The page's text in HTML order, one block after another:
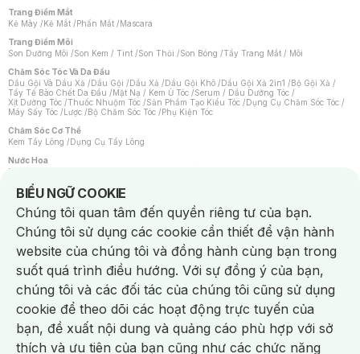
Trang Điểm Mắt
Kẻ Mày /Kẻ Mắt /Phấn Mắt /Mascara
Trang Điểm Môi
Son Dưỡng Môi /Son Kem / Tint /Son Thỏi /Son Bóng /Tẩy Trang Mắt / Môi
Chăm Sóc Tóc Và Da Đầu
Dầu Gội Và Dầu Xả /Dầu Gội /Dầu Xả /Dầu Gội Khô /Dầu Gội Xả 2in1 /Bộ Gội Xả /
Tẩy Tế Bào Chết Da Đầu /Mặt Nạ / Kem Ủ Tóc /Serum / Dầu Dưỡng Tóc /
Xịt Dưỡng Tóc /Thuốc Nhuộm Tóc /Sản Phẩm Tạo Kiểu Tóc /Dụng Cụ Chăm Sóc Tóc /
Máy Sấy Tóc /Lược /Bộ Chăm Sóc Tóc /Phụ Kiện Tóc
Chăm Sóc Cơ Thể
Kem Tẩy Lông /Dụng Cụ Tẩy Lông
Nước Hoa
Nước Hoa Nữ
Chăm Sóc Cá Nhân
Chống Muỗi /Khẩu Trang /Máy Massage/Mặt Nạ Xông Hơi /Nước Rửa Tay/
Sản Phẩm Chăm Sóc Khác /Bàn Chải Đánh Răng /Bàn Chải Điện/
Hỗ Trợ Trắng Răng/Kem Đánh Răng /Máy Tăm Nước/ Nước Súc Miệng/
Tăm / Chỉ Nha Khoa/ Xịt Thơm Miệng / Dung Dịch Vệ Sinh/Dưỡng Vùng Kín/
Khăn Ướt Vệ Sinh Vùng Kín/Băng Vệ Sinh/Tampon/Bọt Cạo Râu /Dao Cạo Râu/
Máy Cạo Râu
Vấn Đề Về Da
Da Dầu / Lỗ Chân Lông To/ Da Khô / Mất Nước/ Da Lão Hóa/ Da Mụn/
Da Nhạy Cảm / Kích Ứng
Da Xỉn Màu Thâm / Nám / Tàn Nhang
Quầng Thâm & Bọng Mắt /Sẹo /Viêm Da Cơ Địa
Dụng Cụ / Phụ Kiện Chăm Sóc Da
Bông Tẩy Trang
Khăn Lau Mặt Khô Dụng Cụ / Máy Rửa Mặt Máy Chăm Sóc Da
Dụng Cụ Chăm Sóc Khác
BIỂU NGỮ COOKIE
Notice about cookies usage
Chúng tôi quan tâm đến quyền riêng tư của bạn.
Chúng tôi sử dụng các cookie cần thiết để vận hành
website của chúng tôi và đồng hành cùng bạn trong
suốt quá trình điều hướng. Với sự đồng ý của bạn,
chúng tôi và các đối tác của chúng tôi cũng sử dụng
cookie để theo dõi các hoạt động trực tuyến của
bạn, đề xuất nội dung và quảng cáo phù hợp với sở
thích và ưu tiên của bạn cũng như các chức năng